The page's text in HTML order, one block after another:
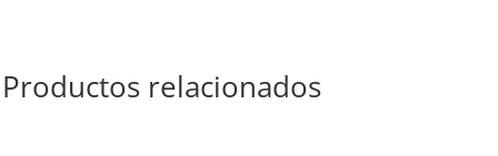
Productos relacionados